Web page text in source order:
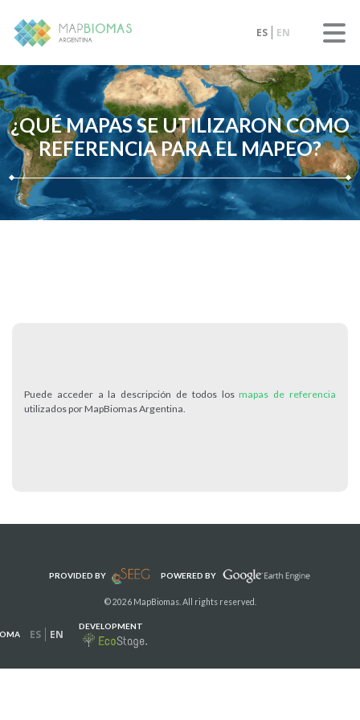
ES EN
¿QUÉ MAPAS SE UTILIZARON COMO
REFERENCIA PARA EL MAPEO?
Puede acceder a la descripción de todos losmapas de referencia
utilizados por MapBiomas Argentina.
PROVIDED BY POWERED BY
© 2026 MapBiomas. All rights reserved.
ES EN
DEVELOPMENT